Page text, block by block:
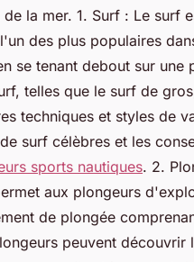
la mer. 1. Surf : Le surf
des plus populaires
se tenant debout sur une
telles que le surf de
techniques et styles de
surf célèbres et les
sports nautiques. 2.
aux plongeurs
de plongée
peuvent découvrir